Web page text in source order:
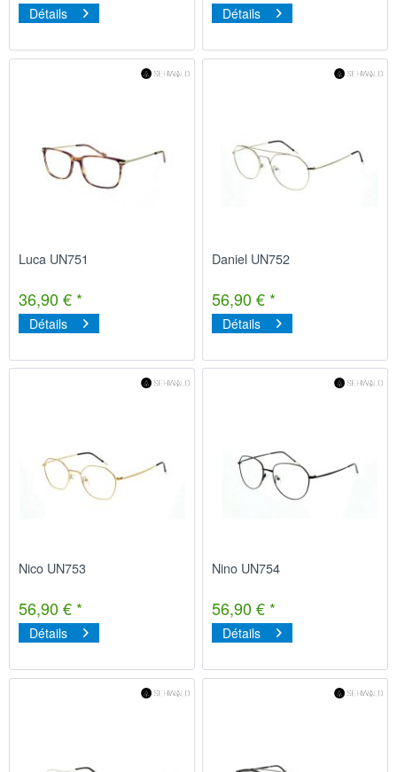
Détails Détails
Luca UN751
36,90 € *
Détails
Daniel UN752
56,90 € *
Détails
Nico UN753
56,90 € *
Détails
Nino UN754
56,90 € *
Détails